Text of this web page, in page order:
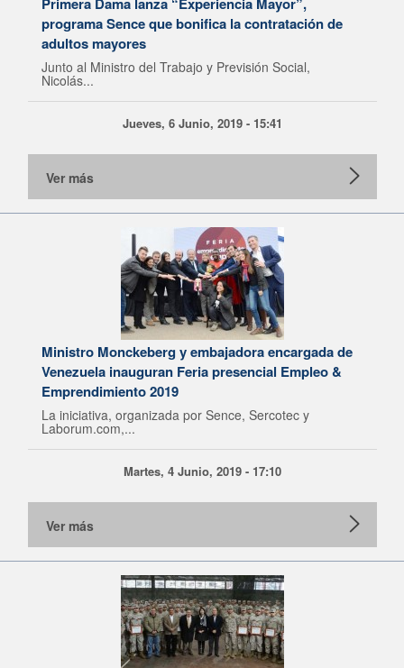
programa Sence que bonifica la contratación de
adultos mayores
Junto al Ministro del Trabajo y Previsión Social,
Nicolás...
Jueves, 6 Junio, 2019 - 15:41
Ver más
Ministro Monckeberg y embajadora encargada de
Venezuela inauguran Feria presencial Empleo &
Emprendimiento 2019
La iniciativa, organizada por Sence, Sercotec y
Laborum.com,...
Martes, 4 Junio, 2019 - 17:10
Ver más